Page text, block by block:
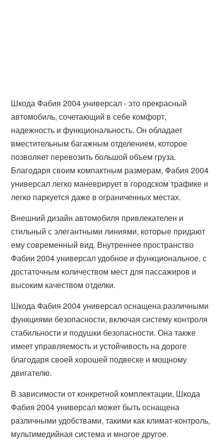
Шкода Фабия 2004 универсал - это прекрасный
автомобиль, сочетающий в себе комфорт,
надежность и функциональность. Он обладает
вместительным багажным отделением, которое
позволяет перевозить большой объем груза.
Благодаря своим компактным размерам, Фабия 2004
универсал легко маневрирует в городском трафике и
легко паркуется даже в ограниченных местах.
Внешний дизайн автомобиля привлекателен и
стильный с элегантными линиями, которые придают
ему современный вид. Внутреннее пространство
Фабии 2004 универсал удобное и функциональное, с
достаточным количеством мест для пассажиров и
высоким качеством отделки.
Шкода Фабия 2004 универсал оснащена различными
функциями безопасности, включая систему контроля
стабильности и подушки безопасности. Она также
имеет управляемость и устойчивость на дороге
благодаря своей хорошей подвеске и мощному
двигателю.
В зависимости от конкретной комплектации, Шкода
Фабия 2004 универсал может быть оснащена
различными удобствами, такими как климат-контроль,
мультимедийная система и многое другое.